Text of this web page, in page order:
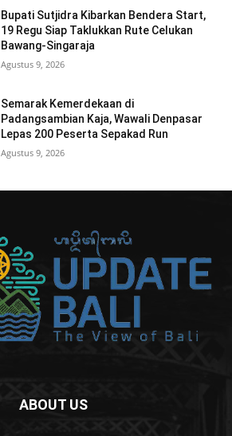
Bupati Sutjidra Kibarkan Bendera Start,
19 Regu Siap Taklukkan Rute Celukan
Bawang-Singaraja
Agustus 9, 2026
Semarak Kemerdekaan di
Padangsambian Kaja, Wawali Denpasar
Lepas 200 Peserta Sepakad Run
Agustus 9, 2026
ABOUT US